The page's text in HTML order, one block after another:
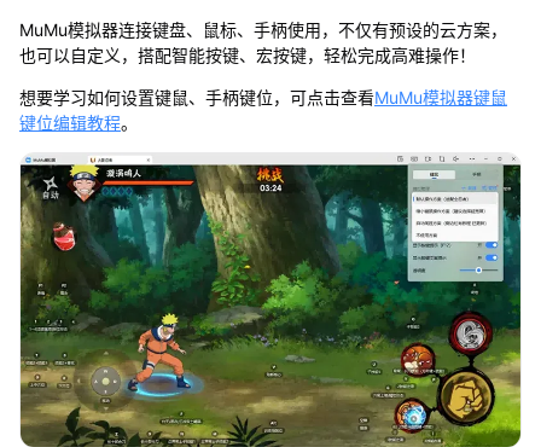
MuMu模拟器连接键盘、鼠标、手柄使用，不仅有预设的云方案，
也可以自定义，搭配智能按键、宏按键，轻松完成高难操作！
想要学习如何设置键鼠、手柄键位，可点击查看MuMu模拟器键鼠
键位编辑教程。